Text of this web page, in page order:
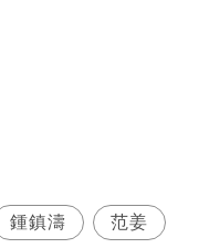
鍾鎮濤 范姜